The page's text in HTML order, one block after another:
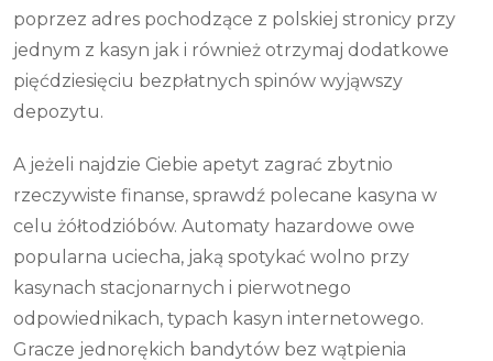
poprzez adres pochodzące z polskiej stronicy przy
jednym z kasyn jak i również otrzymaj dodatkowe
pięćdziesięciu bezpłatnych spinów wyjąwszy
depozytu.
A jeżeli najdzie Ciebie apetyt zagrać zbytnio
rzeczywiste finanse, sprawdź polecane kasyna w
celu żółtodzióbów. Automaty hazardowe owe
popularna uciecha, jaką spotykać wolno przy
kasynach stacjonarnych i pierwotnego
odpowiednikach, typach kasyn internetowego.
Gracze jednorękich bandytów bez wątpienia